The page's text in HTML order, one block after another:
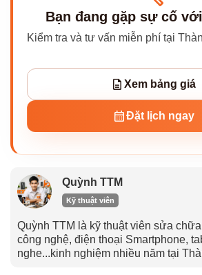
Bạn đang gặp sự cố
Kiểm tra và tư vấn miễn phí tại
Xem bảng giá
Đặt lịch ngay
Quỳnh TTM
Kỹ thuật viên
Quỳnh TTM là kỹ thuật viên sửa
công nghệ, điện thoại Smartphone,
nghe...kinh nghiệm nhiều năm tại